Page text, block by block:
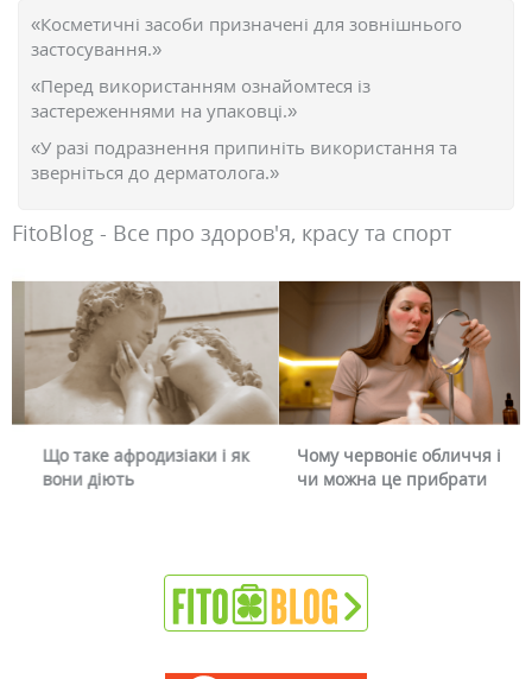
«Косметичні засоби призначені для зовнішнього
застосування.»
«Перед використанням ознайомтеся із
застереженнями на упаковці.»
«У разі подразнення припиніть використання та
зверніться до дерматолога.»
FitoBlog - Все про здоров'я, красу та спорт
Що таке афродизіаки і як
вони діють
Чому червоніє обличчя і
чи можна це прибрати